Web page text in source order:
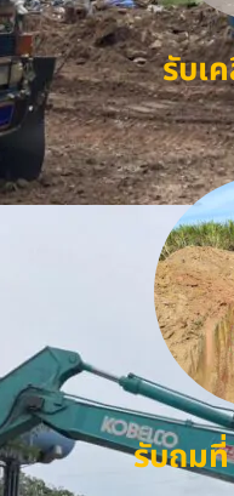
รับเ
รับถม